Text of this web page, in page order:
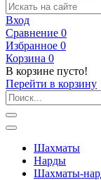
Вход
Сравнение 0
Избранное 0
Корзина 0
В корзине пусто!
Перейти в корзину
Шахматы
Нарды
Шахматы-